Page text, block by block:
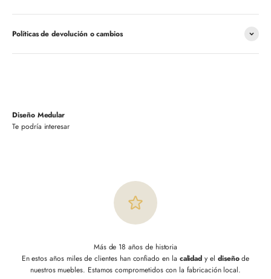
Políticas de devolución o cambios
Diseño Medular
Más de 18 años de historia
En estos años miles de clientes han confiado en la calidad y el diseñode
nuestros muebles. Estamos comprometidos con la fabricación local.